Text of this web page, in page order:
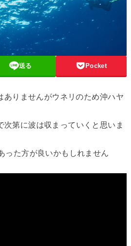
送る Pocket
りませんがウネリのため沖ハヤ
第に波は収まっていくと思いま
った方が良いかもしれません